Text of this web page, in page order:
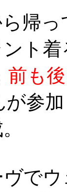
帰
ト
前も
が参
で